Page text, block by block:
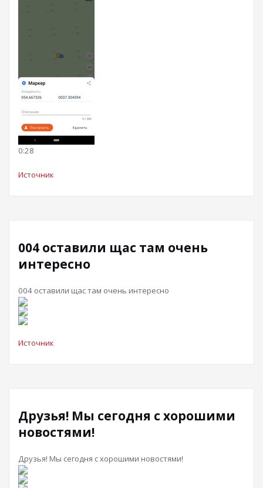
0:28
Источник
004 оставили щас там очень
интересно
004 оставили щас там очень интересно
Источник
Друзья! Мы сегодня с хорошими
новостями!
Друзья! Мы сегодня с хорошими новостями!